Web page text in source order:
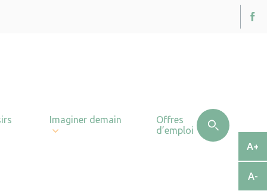
Imaginer demain
Offres
d’emploi
A+
A-